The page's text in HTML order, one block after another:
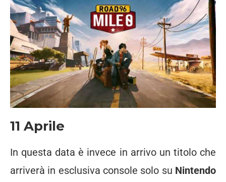
11 Aprile
In questa data è invece in arrivo un titolo che
arriverà in esclusiva console solo su Nintendo